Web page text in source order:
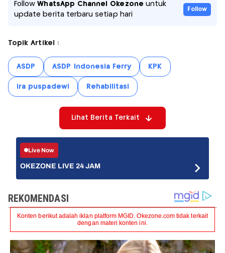
FollowWhatsApp Channel Okezone untuk
update berita terbaru setiap hari
Follow
Topik Artikel :
ASDP ASDP Indonesia Ferry KPK
ira puspadewi Rehabilitasi
Lihat Berita Terkait
Live Now
OKEZONE LIVE 24 JAM